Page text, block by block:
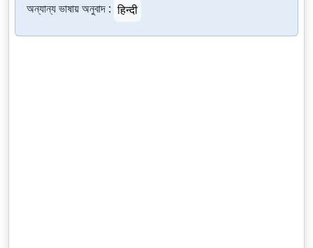
অন্যান্য ভাষায় অনুবাদ : हिन्दी